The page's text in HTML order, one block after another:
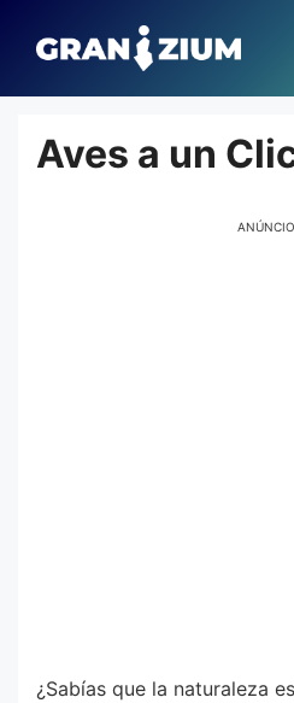
para
conteúdo
Aves a un
¿Sabías que la naturaleza